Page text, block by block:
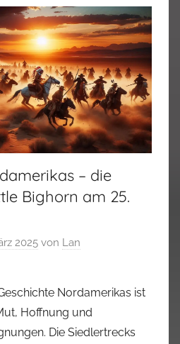
– die
Bighorn am 25.
2025 von Lan
Nordamerikas ist
Hoffnung und
Die Siedlertrecks